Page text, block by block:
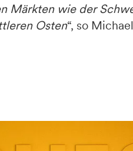
Märkten wie der
Osten“, so